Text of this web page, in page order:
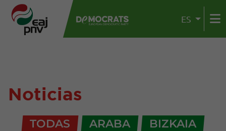
ES
Noticias
TODAS ARABA
BIZKAIA